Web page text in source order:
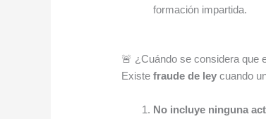
formación impartida.
🚨 ¿Cuándo se considera que
Existefraude de ley cuando
No incluye ninguna